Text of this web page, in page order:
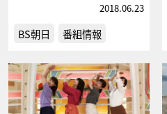
2018.06.23
BS朝日 番組情報